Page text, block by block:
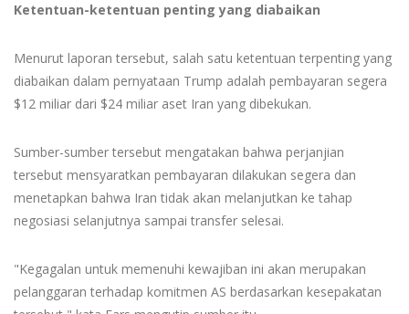
Ketentuan-ketentuan penting yang diabaikan
Menurut laporan tersebut, salah satu ketentuan terpenting yang
diabaikan dalam pernyataan Trump adalah pembayaran segera
$12 miliar dari $24 miliar aset Iran yang dibekukan.
Sumber-sumber tersebut mengatakan bahwa perjanjian
tersebut mensyaratkan pembayaran dilakukan segera dan
menetapkan bahwa Iran tidak akan melanjutkan ke tahap
negosiasi selanjutnya sampai transfer selesai.
"Kegagalan untuk memenuhi kewajiban ini akan merupakan
pelanggaran terhadap komitmen AS berdasarkan kesepakatan